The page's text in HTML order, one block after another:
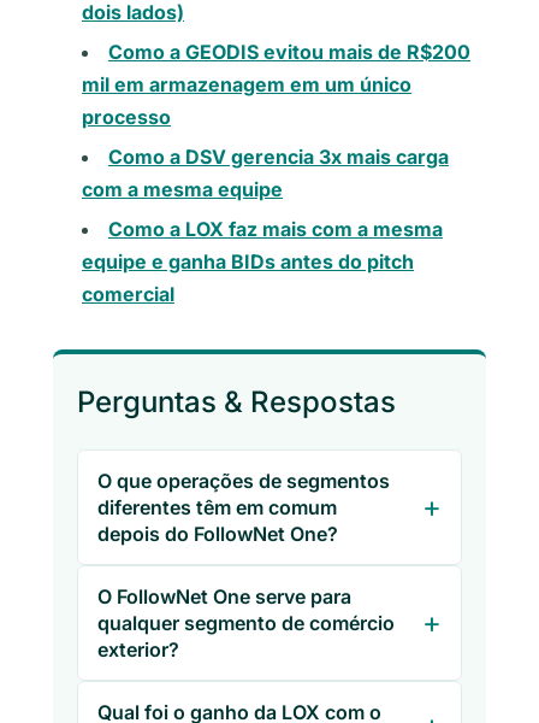
dois lados)
Como a GEODIS evitou mais de R$200
mil em armazenagem em um único
processo
Como a DSV gerencia 3x mais carga
com a mesma equipe
Como a LOX faz mais com a mesma
equipe e ganha BIDs antes do pitch
comercial
Perguntas & Respostas
O que operações de segmentos
diferentes têm em comum
depois do FollowNet One?
O FollowNet One serve para
qualquer segmento de comércio
exterior?
Qual foi o ganho da LOX com o